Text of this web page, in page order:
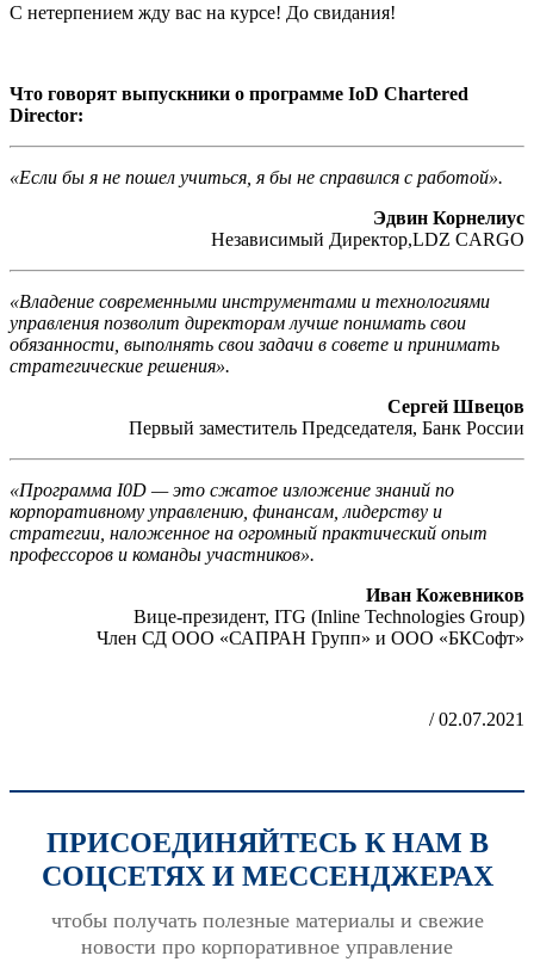
С нетерпением жду вас на курсе! До свидания!
Что говорят выпускники о программе IoD Chartered
Director:
«Если бы я не пошел учиться, я бы не справился с работой».
Эдвин Корнелиус
Независимый Директор,LDZ CARGO
«Владение современными инструментами и технологиями
управления позволит директорам лучше понимать свои
обязанности, выполнять свои задачи в совете и принимать
стратегические решения».
Сергей Швецов
Первый заместитель Председателя, Банк России
«Программа I0D — это сжатое изложение знаний по
корпоративному управлению, финансам, лидерству и
стратегии, наложенное на огромный практический опыт
профессоров и команды участников».
Иван Кожевников
Вице-президент, ITG (Inline Technologies Group)
Член СД ООО «САПРАН Групп» и ООО «БКСофт»
/ 02.07.2021
ПРИСОЕДИНЯЙТЕСЬ К НАМ В
СОЦСЕТЯХ И МЕССЕНДЖЕРАХ
чтобы получать полезные материалы и свежие
новости про корпоративное управление